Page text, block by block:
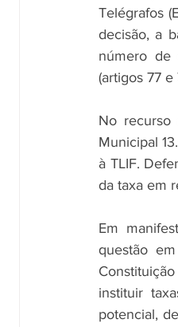
Telégrafos
decisão, a
número de
(artigos 77 e
No
Municipal
à TLIF.
da taxa em
Em
questão
instituir
potencial,